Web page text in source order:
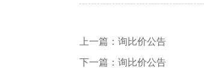
上一篇： 询比价公告
下一篇： 询比价公告